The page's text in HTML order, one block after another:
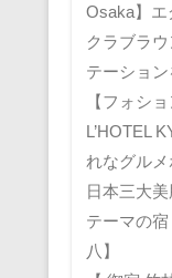
Osaka】エ
クラブラ
テーション
【フォシ
L’HOTEL
れなグル
日本三大
テーマの
八】